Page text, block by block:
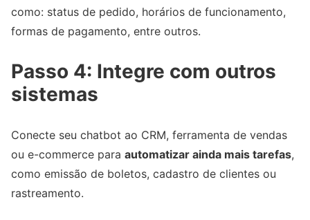
como: status de pedido, horários de funcionamento,
formas de pagamento, entre outros.
Passo 4: Integre com outros
sistemas
Conecte seu chatbot ao CRM, ferramenta de vendas
ou e-commerce para automatizar ainda mais tarefas,
como emissão de boletos, cadastro de clientes ou
rastreamento.